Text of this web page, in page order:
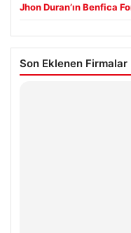
Jhon Duran’ın Benfica
Son Eklenen Firmalar